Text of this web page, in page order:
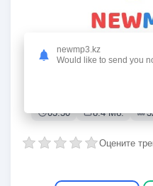
03:30 8.4 Мб.
Оцените
newmp3.kz
Would like to send you